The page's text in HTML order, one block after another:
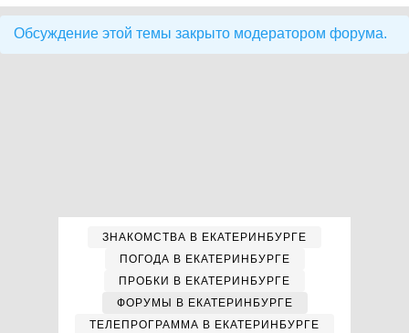
Обсуждение этой темы закрыто модератором форума.
ЗНАКОМСТВА В ЕКАТЕРИНБУРГЕ
ПОГОДА В ЕКАТЕРИНБУРГЕ
ПРОБКИ В ЕКАТЕРИНБУРГЕ
ФОРУМЫ В ЕКАТЕРИНБУРГЕ
ТЕЛЕПРОГРАММА В ЕКАТЕРИНБУРГЕ